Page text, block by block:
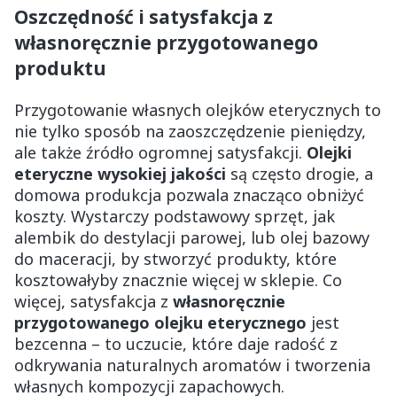
Oszczędność i satysfakcja z
własnoręcznie przygotowanego
produktu
Przygotowanie własnych olejków eterycznych to
nie tylko sposób na zaoszczędzenie pieniędzy,
ale także źródło ogromnej satysfakcji. Olejki
eteryczne wysokiej jakości są często drogie, a
domowa produkcja pozwala znacząco obniżyć
koszty. Wystarczy podstawowy sprzęt, jak
alembik do destylacji parowej, lub olej bazowy
do maceracji, by stworzyć produkty, które
kosztowałyby znacznie więcej w sklepie. Co
więcej, satysfakcja z własnoręcznie
przygotowanego olejku eterycznego jest
bezcenna – to uczucie, które daje radość z
odkrywania naturalnych aromatów i tworzenia
własnych kompozycji zapachowych.